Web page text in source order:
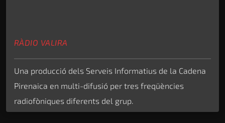
RÀDIO VALIRA
Una producció dels Serveis Informatius de la Cadena
Pirenaica en multi-difusió per tres freqüències
radiofòniques diferents del grup.